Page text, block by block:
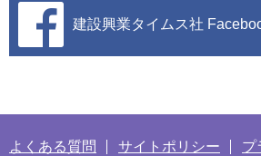
建設興業タイムス社
よくある質問 サイトポリシー プ